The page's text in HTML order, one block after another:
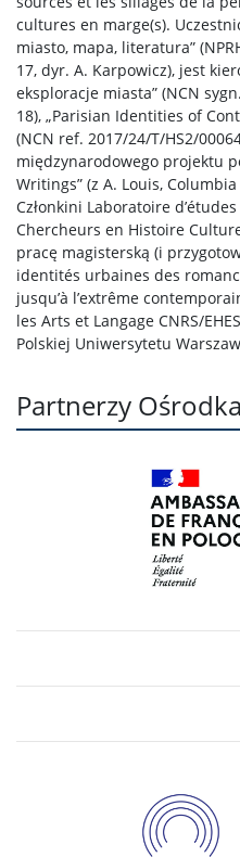
cultures en marge(s).
miasto, mapa, literatura”
17, dyr. A. Karpowicz), jest
eksploracje miasta” (NCN
18), „Parisian Identities of
(NCN ref. 2017/24/T/HS2/
międzynarodowego projektu
Writings” (z A. Louis,
Członkini Laboratoire
Chercheurs en Histoire
pracę magisterską (i
identités urbaines des
jusqu’à l’extrême
les Arts et Langage CNRS/
Polskiej Uniwersytetu
Partnerzy